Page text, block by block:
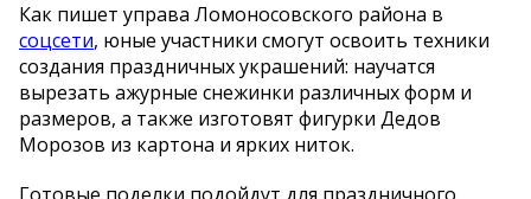
Как пишет управа Ломоносовского района в
соцсети, юные участники смогут освоить техники
создания праздничных украшений: научатся
вырезать ажурные снежинки различных форм и
размеров, а также изготовят фигурки Дедов
Морозов из картона и ярких ниток.